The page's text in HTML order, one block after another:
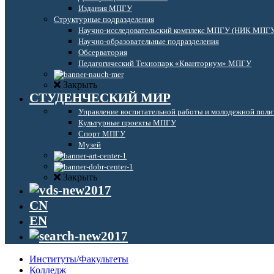
Издания МПГУ
Структурные подразделения
Научно-исследовательский комплекс МПГУ (НИК
Научно-образовательные подразделения
Обсерватория
Педагогический Технопарк «Кванториум» МПГУ
Закрыть
СТУДЕНЧЕСКИЙ МИР
Управление воспитательной работы и молодежной
Культурные проекты МПГУ
Спорт МПГУ
Музей
Закрыть
CN
EN
Институты/Факультеты
Колледж